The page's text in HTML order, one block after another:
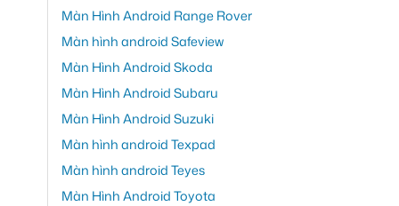
Màn Hình Android Range Rover
Màn hình android Safeview
Màn Hình Android Skoda
Màn Hình Android Subaru
Màn Hình Android Suzuki
Màn hình android Texpad
Màn hình android Teyes
Màn Hình Android Toyota